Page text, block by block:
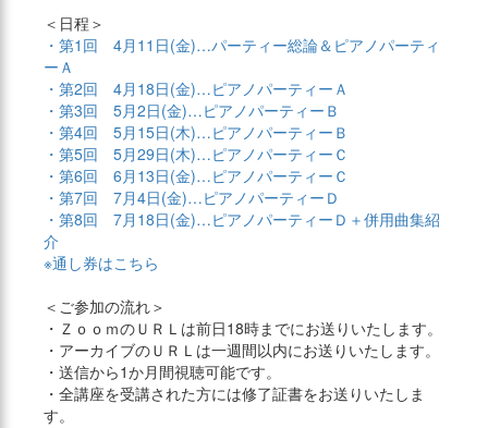
＜日程＞
・第1回 4月11日(金)…パーティー総論＆ピアノパーティ
ーＡ
・第2回 4月18日(金)…ピアノパーティーＡ
・第3回 5月2日(金)…ピアノパーティーＢ
・第4回 5月15日(木)…ピアノパーティーＢ
・第5回 5月29日(木)…ピアノパーティーＣ
・第6回 6月13日(金)…ピアノパーティーＣ
・第7回 7月4日(金)…ピアノパーティーＤ
・第8回 7月18日(金)…ピアノパーティーＤ＋併用曲集紹
介
※通し券はこちら
＜ご参加の流れ＞
・ＺｏｏｍのＵＲＬは前日18時までにお送りいたします。
・アーカイブのＵＲＬは一週間以内にお送りいたします。
・送信から1か月間視聴可能です。
・全講座を受講された方には修了証書をお送りいたしま
す。